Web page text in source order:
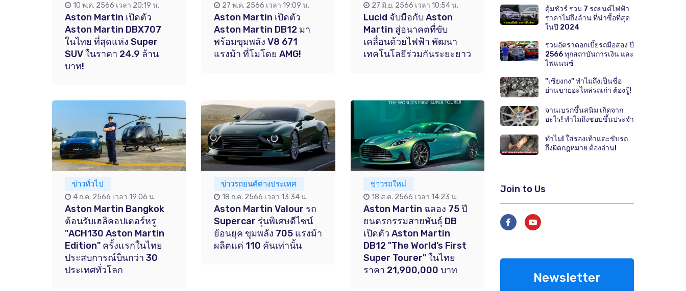
10 พ.ค. 2566 เวลา 20:19 น.
Aston Martin เปิดตัว
Aston Martin DBX707
ในไทย ที่สุดแห่ง Super
SUV ในราคา 24.9 ล้าน
บาท!
27 พ.ค. 2566 เวลา 19:09 น.
Aston Martin เปิดตัว
Aston Martin DB12 มา
พร้อมขุมพลัง V8 671
แรงม้า ที่โมโดย AMG!
27 มิ.ย. 2566 เวลา 10:54 น.
Lucid จับมือกับ Aston
Martin สู่อนาคตที่ขับ
เคลื่อนด้วยไฟฟ้า พัฒนา
เทคโนโลยีร่วมกันระยะยาว
ข่าวทั่วไป
4 ก.ค. 2566 เวลา 19:06 น.
Aston Martin Bangkok
ต้อนรับเฮลิคอปเตอร์หรู
"ACH130 Aston Martin
Edition" ครั้งแรกในไทย
ประสบการณ์บินกว่า 30
ประเทศทั่วโลก
ข่าวรถยนต์ต่างประเทศ
18 ก.ค. 2566 เวลา 13:34 น.
Aston Martin Valour รถ
Supercar รุ่นพิเศษดีไซน์
ย้อนยุค ขุมพลัง 705 แรงม้า
ผลิตแค่ 110 คันเท่านั้น
ข่าวรถใหม่
18 ส.ค. 2566 เวลา 14:23 น.
Aston Martin ฉลอง 75 ปี
ยนตรกรรมสายพันธุ์ DB
เปิดตัว Aston Martin
DB12 "The World’s First
Super Tourer" ในไทย
ราคา 21,900,000 บาท
คุ้มชัวร์ รวม 7 รถยนต์ไฟฟ้า
ราคาไม่ถึงล้าน ที่น่าซื้อที่สุด
ในปี 2024
รวมอัตราดอกเบี้ยรถมือสอง ปี
2566 ทุกสถาบันการเงิน และ
ไฟแนนซ์
"เซียงกง" ทำไมถึงเป็นชื่อ
ย่านขายอะไหล่รถเก่า ต้องรู้!
จานเบรกขึ้นสนิม เกิดจาก
อะไร! ทำไมถึงชอบขึ้นประจำ
ทำไม! ใส่รองเท้าแตะขับรถ
ถึงผิดกฎหมาย ต้องอ่าน!
Join to Us
Newsletter